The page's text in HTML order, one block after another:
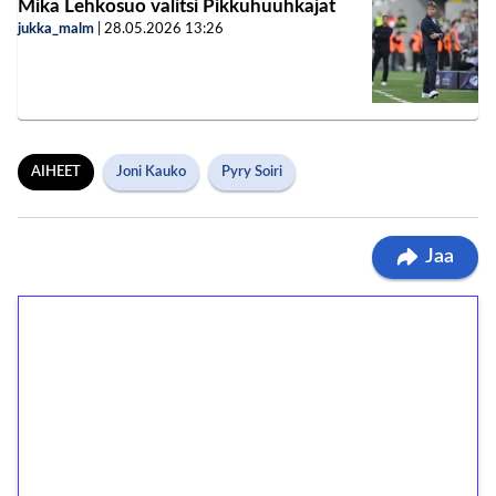
Mika Lehkosuo valitsi Pikkuhuuhkajat
jukka_malm 28.05.2026 13:26
AIHEET Joni Kauko Pyry Soiri
Jaa